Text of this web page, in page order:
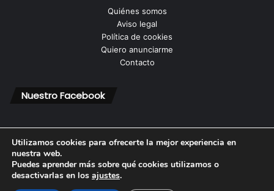
Quiénes somos
Aviso legal
Política de cookies
Quiero anunciarme
Contacto
Nuestro Facebook
© Copyright 2026, Todos los derechos reservados |
Utilizamos cookies para ofrecerte la mejor experiencia en
nuestra web.
Puedes aprender más sobre qué cookies utilizamos o
desactivarlas en los ajustes.